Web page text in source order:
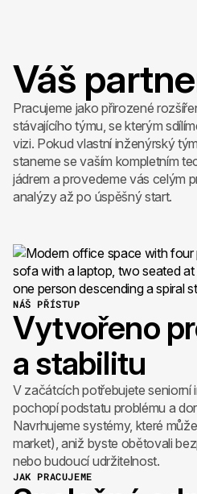
Váš
Pracujeme jako přirozené
stávajícího týmu, se kterým
vizi. Pokud vlastní inženýrský
staneme se vaším kompletním
jádrem a provedeme vás celým
analýzy až po úspěšný start.
NÁŠ PŘÍSTUP
Vytvořeno
a stabilitu
V začátcích potřebujete seniorní
pochopí podstatu problému a
Navrhujeme systémy, které
market), aniž byste obětovali
nebo budoucí udržitelnost.
JAK PRACUJEME